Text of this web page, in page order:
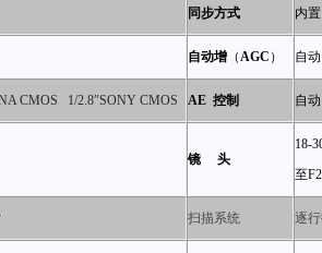
同步方式 内置
自动增 （AGC ） 自动
CMOS 1/2.8″SONY CMOS AE 控制 自动
镜 头
18-
至
扫描系统 逐